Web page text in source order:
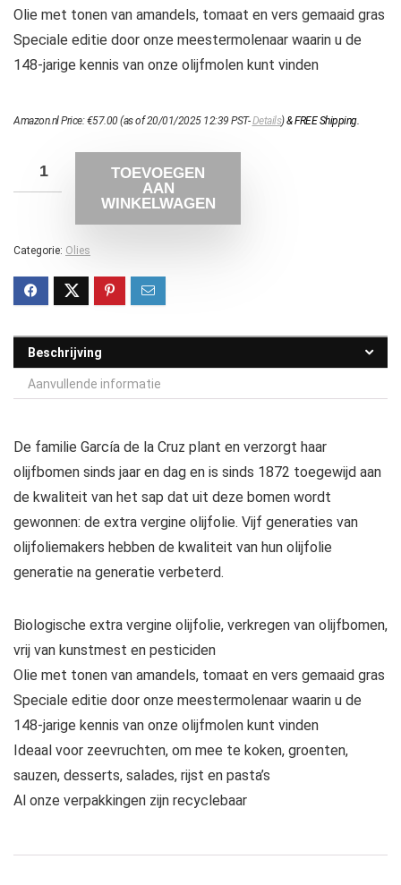
Olie met tonen van amandels, tomaat en vers gemaaid gras
Speciale editie door onze meestermolenaar waarin u de
148-jarige kennis van onze olijfmolen kunt vinden
Amazon.nl Price:€57.00(as of 20/01/2025 12:39 PST-Details)&FREE Shipping.
TOEVOEGEN
AAN
WINKELWAGEN
Categorie: Olies
Beschrijving
Aanvullende informatie
De familie García de la Cruz plant en verzorgt haar
olijfbomen sinds jaar en dag en is sinds 1872 toegewijd aan
de kwaliteit van het sap dat uit deze bomen wordt
gewonnen: de extra vergine olijfolie. Vijf generaties van
olijfoliemakers hebben de kwaliteit van hun olijfolie
generatie na generatie verbeterd.
Biologische extra vergine olijfolie, verkregen van olijfbomen,
vrij van kunstmest en pesticiden
Olie met tonen van amandels, tomaat en vers gemaaid gras
Speciale editie door onze meestermolenaar waarin u de
148-jarige kennis van onze olijfmolen kunt vinden
Ideaal voor zeevruchten, om mee te koken, groenten,
sauzen, desserts, salades, rijst en pasta’s
Al onze verpakkingen zijn recyclebaar